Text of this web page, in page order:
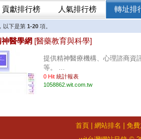
貢獻排行榜 人氣排行榜 轉址排
以下是第 1-20項。
醫學網 [醫藥教育與科學]
提供精神醫療機構、心理諮商資
等。 ...
0 Hit 統計報表
1058862.wit.com.tw
首頁| 網站排名
免